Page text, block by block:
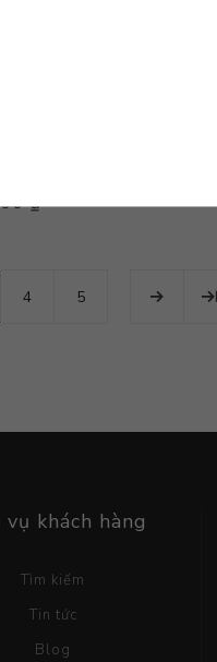
₫
4 5
vụ khách hàng
Tìm kiếm
Tin tức
Blog